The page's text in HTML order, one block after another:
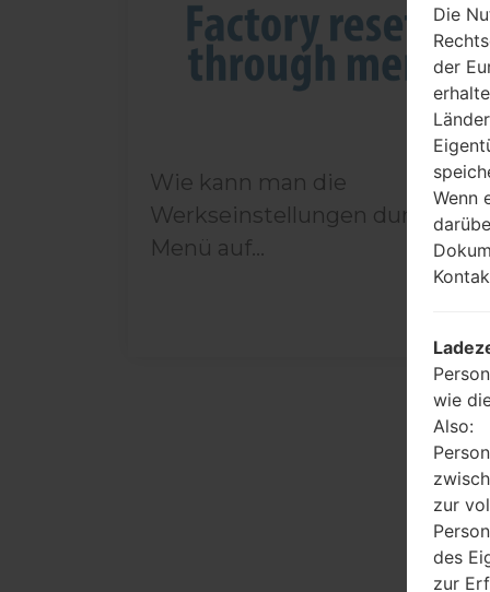
Wie kann man die
Werkseinstellungen durch
Menü auf...
Die
der
Wenn
wie
Also:
zur
des
zur